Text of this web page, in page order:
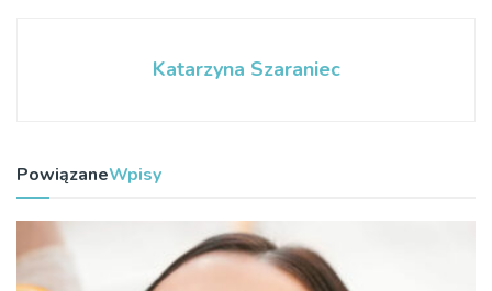
Katarzyna Szaraniec
PowiązaneWpisy